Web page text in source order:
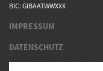
BIC: GIBAATWWXXX
IMPRESSUM
DATENSCHUTZ